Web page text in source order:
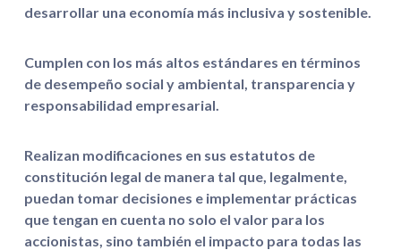
desarrollar una economía más inclusiva y sostenible.
Cumplen con los más altos estándares en términos
de desempeño social y ambiental, transparencia y
responsabilidad empresarial.
Realizan modificaciones en sus estatutos de
constitución legal de manera tal que, legalmente,
puedan tomar decisiones e implementar prácticas
que tengan en cuenta no solo el valor para los
accionistas, sino también el impacto para todas las